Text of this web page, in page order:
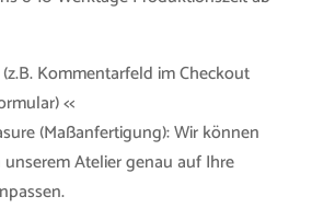
Kommentarfeld im Checkout
<<
(Maßanfertigung): Wir können
Atelier genau auf Ihre